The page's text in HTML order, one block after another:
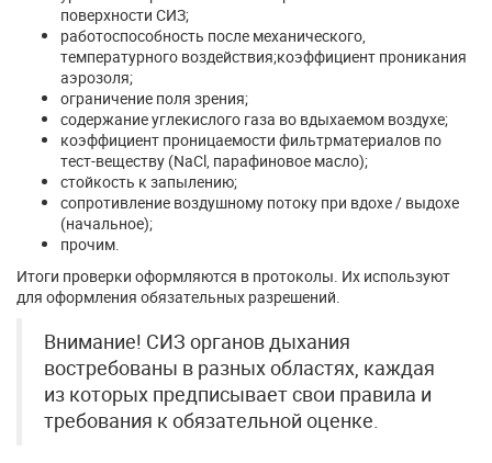
поверхности СИЗ;
работоспособность после механического,
температурного воздействия;коэффициент проникания
аэрозоля;
ограничение поля зрения;
содержание углекислого газа во вдыхаемом воздухе;
коэффициент проницаемости фильтрматериалов по
тест-веществу (NaCl, парафиновое масло);
стойкость к запылению;
сопротивление воздушному потоку при вдохе / выдохе
(начальное);
прочим.
Итоги проверки оформляются в протоколы. Их используют
для оформления обязательных разрешений.
Внимание! СИЗ органов дыхания
востребованы в разных областях, каждая
из которых предписывает свои правила и
требования к обязательной оценке.